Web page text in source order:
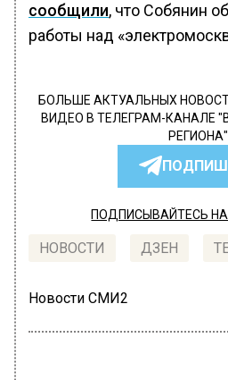
сообщили, что Собянин
работы над
БОЛЬШЕ АКТУАЛЬНЫХ
ВИДЕО В ТЕЛЕГРАМ-КАНАЛЕ
РЕГИОНА".
ПОДПИСЫВАЙТЕСЬ
НОВОСТИ ДЗЕН
Новости СМИ2